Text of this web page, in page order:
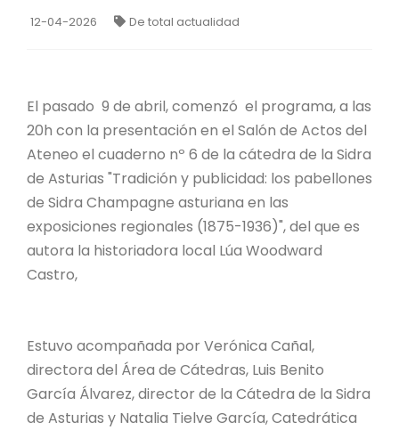
12-04-2026 De total actualidad
El pasado 9 de abril, comenzó el programa, a las
20h con la presentación en el Salón de Actos del
Ateneo el cuaderno nº 6 de la cátedra de la Sidra
de Asturias "Tradición y publicidad: los pabellones
de Sidra Champagne asturiana en las
exposiciones regionales (1875-1936)", del que es
autora la historiadora local Lúa Woodward
Castro,
Estuvo acompañada por Verónica Cañal,
directora del Área de Cátedras, Luis Benito
García Álvarez, director de la Cátedra de la Sidra
de Asturias y Natalia Tielve García, Catedrática